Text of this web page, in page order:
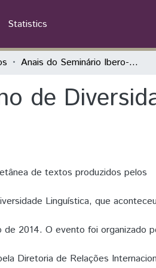
Statistics
Anais do Seminário Ibero-americano de Diversidade Linguística
de
de textos produzidos pelos
Linguística, que
de 2014. O evento foi organizado
Diretoria de Relações